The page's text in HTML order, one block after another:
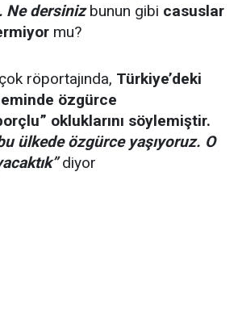
Ne dersinizbunun gibi casuslar
mu?
röportajında, Türkiye’deki
özgürce
okluklarını söylemiştir.
ülkede özgürce yaşıyoruz. O
diyor